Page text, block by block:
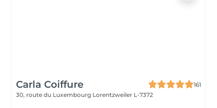
Carla Coiffure
161
30, route du Luxembourg Lorentzweiler L-7372